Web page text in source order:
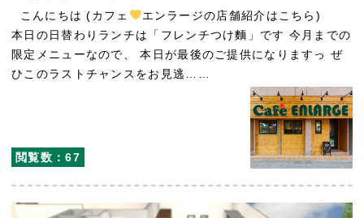
閲覧数：67
こんにちは (カフェ
エンラージの店舗紹介はこちら)
本日の日替わりランチは「フレンチつけ麵」です 今月までの
限定メニューなので、 本日が最後のご提供になりますっ ぜ
ひこのラストチャンスをお見逃……